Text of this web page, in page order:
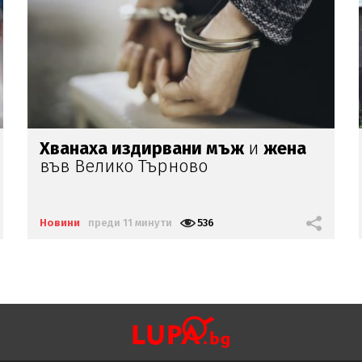
Пожар в аптекав центъра на
Пловдив
Новини преди 19 минути 351